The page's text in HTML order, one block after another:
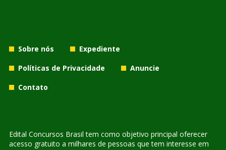
Sobre nós
Expediente
Políticas de Privacidade
Anuncie
Contato
Edital Concursos Brasil tem como objetivo principal oferecer
acesso gratuito a milhares de pessoas que tem interesse em